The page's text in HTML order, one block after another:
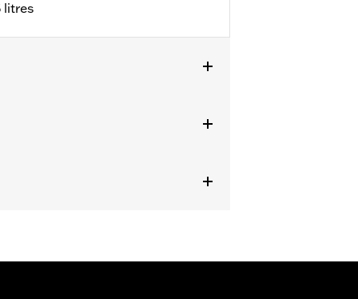
litres
duo amovible H-D® Detachables™
l’achat supplémentaire